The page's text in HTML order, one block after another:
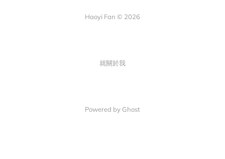
Haoyi Fan © 2026
就關於我
Powered by Ghost